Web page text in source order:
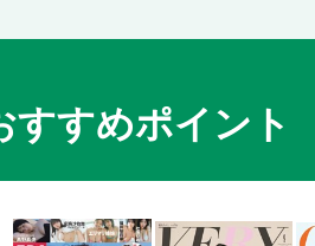
すすめポイント